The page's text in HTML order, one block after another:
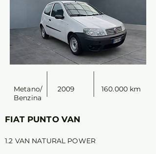
Metano/
Benzina
2009 160.000 km
FIAT PUNTO VAN
1.2 VAN NATURAL POWER